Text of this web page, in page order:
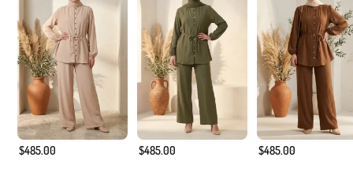
$485.00 $485.00 $485.00